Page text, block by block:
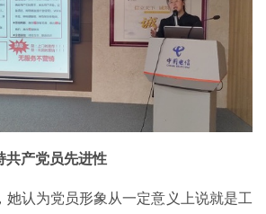
共产党员先进性
她认为党员形象从一定意义上说就是工